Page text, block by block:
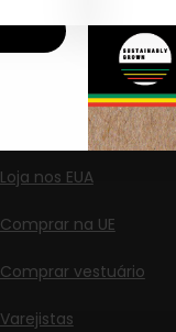
Loja nos EUA
Comprar na UE
Comprar vestuário
Varejistas